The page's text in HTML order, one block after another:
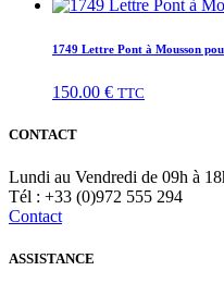
1749 Lettre Pont à Mousson
150.00 € TTC
CONTACT
Lundi au Vendredi de 09h à
Tél : +33 (0)972 555 294
Contact
ASSISTANCE